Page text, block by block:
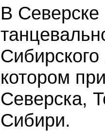
В Северске
котором
Северска,
Сибири.